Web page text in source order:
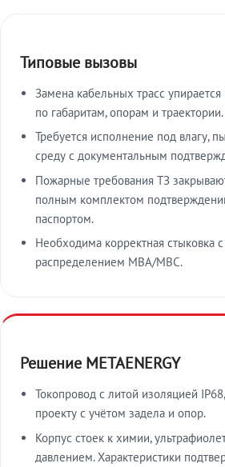
Типовые вызовы
Замена кабельных трасс упирается
по габаритам, опорам и траектории.
Требуется исполнение под влагу,
среду с документальным
Пожарные требования ТЗ
полным комплектом
паспортом.
Необходима корректная стыковка
распределением МВА/МВС.
Решение METAENERGY
Токопровод с литой изоляцией
проекту с учётом задела и опор.
Корпус стоек к химии,
давлением. Характеристики